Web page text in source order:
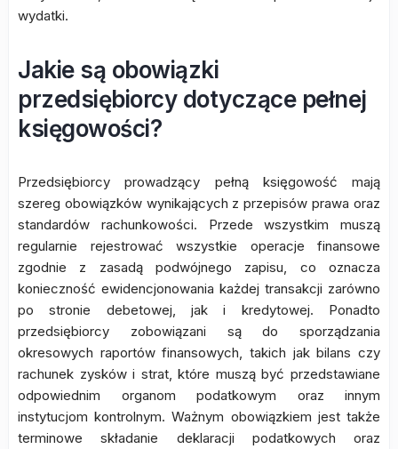
wydatki.
Jakie są obowiązki
przedsiębiorcy dotyczące pełnej
księgowości?
Przedsiębiorcy prowadzący pełną księgowość mają
szereg obowiązków wynikających z przepisów prawa oraz
standardów rachunkowości. Przede wszystkim muszą
regularnie rejestrować wszystkie operacje finansowe
zgodnie z zasadą podwójnego zapisu, co oznacza
konieczność ewidencjonowania każdej transakcji zarówno
po stronie debetowej, jak i kredytowej. Ponadto
przedsiębiorcy zobowiązani są do sporządzania
okresowych raportów finansowych, takich jak bilans czy
rachunek zysków i strat, które muszą być przedstawiane
odpowiednim organom podatkowym oraz innym
instytucjom kontrolnym. Ważnym obowiązkiem jest także
terminowe składanie deklaracji podatkowych oraz